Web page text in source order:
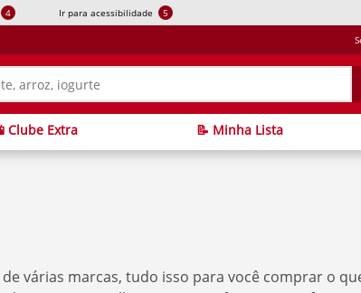
4 Ir para acessibilidade 5
Clube Extra 📝 Minha Lista
várias marcas, tudo isso para você comprar o